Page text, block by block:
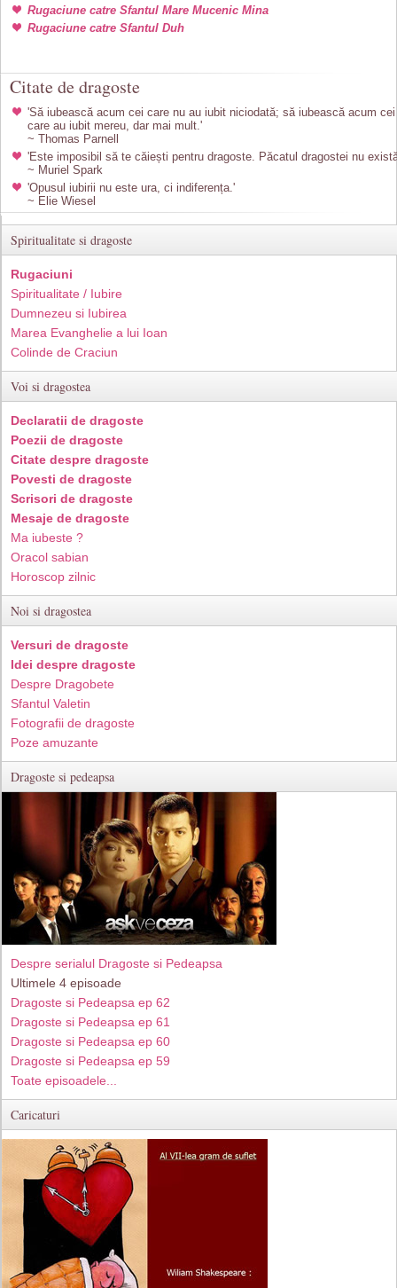
Rugaciune catre Sfantul Mare Mucenic Mina
Rugaciune catre Sfantul Duh
Citate de dragoste
'Să iubească acum cei care nu au iubit niciodată; să iubească acum cei
care au iubit mereu, dar mai mult.'
~ Thomas Parnell
'Este imposibil să te căiești pentru dragoste. Păcatul dragostei nu
~ Muriel Spark
'Opusul iubirii nu este ura, ci indiferența.'
~ Elie Wiesel
Spiritualitate si dragoste
Rugaciuni
Spiritualitate / Iubire
Dumnezeu si Iubirea
Marea Evanghelie a lui Ioan
Colinde de Craciun
Voi si dragostea
Declaratii de dragoste
Poezii de dragoste
Citate despre dragoste
Povesti de dragoste
Scrisori de dragoste
Mesaje de dragoste
Ma iubeste ?
Oracol sabian
Horoscop zilnic
Noi si dragostea
Versuri de dragoste
Idei despre dragoste
Despre Dragobete
Sfantul Valetin
Fotografii de dragoste
Poze amuzante
Dragoste si pedeapsa
Despre serialul Dragoste si Pedeapsa
Ultimele 4 episoade
Dragoste si Pedeapsa ep 62
Dragoste si Pedeapsa ep 61
Dragoste si Pedeapsa ep 60
Dragoste si Pedeapsa ep 59
Toate episoadele...
Caricaturi